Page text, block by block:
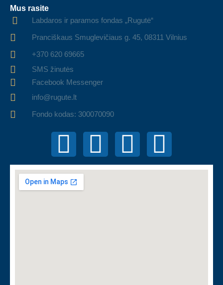
Mus rasite
Labdaros ir paramos fondas „Rugutė“
Pranciškaus Smuglevičiaus g. 45, 08311 Vilnius
+370 620 69665
SMS žinutės
Facebook Messenger
info@rugute.lt
Fondo kodas: 300070090